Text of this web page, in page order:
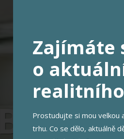
Byt
Zajímáte
o
Prostudujte si mou velkou
trhu. Co se dělo, aktuálně